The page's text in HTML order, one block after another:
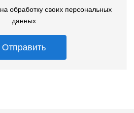
на обработку своих персональных
данных
Отправить